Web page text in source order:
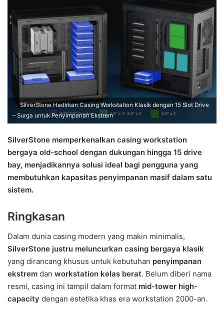
SilverStone Hadirkan Casing Workstation Klasik dengan 15 Slot Drive
– Surga untuk Penyimpanan Ekstrem
SilverStone memperkenalkan casing workstation
bergaya old-school dengan dukungan hingga 15 drive
bay, menjadikannya solusi ideal bagi pengguna yang
membutuhkan kapasitas penyimpanan masif dalam satu
sistem.
Ringkasan
Dalam dunia casing modern yang makin minimalis,
SilverStone justru meluncurkan casing bergaya klasik
yang dirancang khusus untuk kebutuhan penyimpanan
ekstrem dan workstation kelas berat. Belum diberi nama
resmi, casing ini tampil dalam format mid-tower high-
capacity dengan estetika khas era workstation 2000-an.